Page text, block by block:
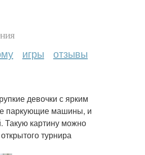
игры отзывы
девочки с ярким
паркующие машины, и
Такую картину можно
турнира